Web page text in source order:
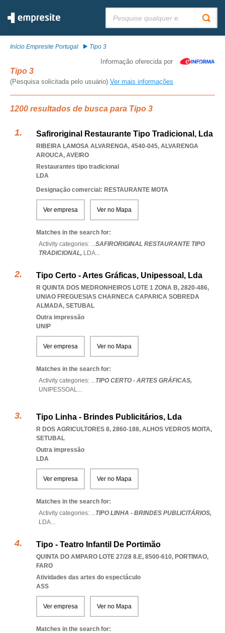
Início Empresite Portugal Tipo 3
Informação oferecida por
Tipo 3
(Pesquisa solicitada pelo usuário) Ver mais informações
1200 resultados de busca para Tipo 3
Safiroriginal Restaurante Tipo Tradicional, Lda
RIBEIRA LAMOSA ALVARENGA, 4540-045, ALVARENGA
AROUCA, AVEIRO
Restaurantes tipo tradicional
LDA
Designação comercial: RESTAURANTE MOTA
Ver empresa Ver no Mapa
Matches in the search for:
Activity categories: ...SAFIRORIGINAL RESTAURANTE TIPO
TRADICIONAL, LDA...
Tipo Certo - Artes Gráficas, Unipessoal, Lda
R QUINTA DOS MEDRONHEIROS LOTE 1 ZONA B, 2820-486,
UNIAO FREGUESIAS CHARNECA CAPARICA SOBREDA
ALMADA, SETUBAL
Outra impressão
UNIP
Ver empresa Ver no Mapa
Matches in the search for:
Activity categories: ...TIPO CERTO - ARTES GRÁFICAS,
UNIPESSOAL...
Tipo Linha - Brindes Publicitários, Lda
R DOS AGRICULTORES 8, 2860-188, ALHOS VEDROS MOITA,
SETUBAL
Outra impressão
LDA
Ver empresa Ver no Mapa
Matches in the search for:
Activity categories: ...TIPO LINHA - BRINDES PUBLICITÁRIOS,
LDA...
Tipo - Teatro Infantil De Portimão
QUINTA DO AMPARO LOTE 27/28 8.E, 8500-610, PORTIMAO,
FARO
Atividades das artes do espectáculo
ASS
Ver empresa Ver no Mapa
Matches in the search for: